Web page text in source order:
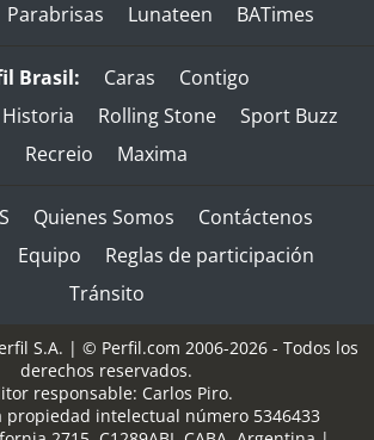
Parabrisas Lunateen BATimes
Brasil: Caras
Contigo
Rolling Stone
Sport Buzz
Recreio
Maxima
Quienes Somos
Contáctenos
Equipo
Reglas de participación
Tránsito
S.A. | © Perfil.com 2006-2026 - Todos los
derechos reservados.
responsable: Carlos Piro.
propiedad intelectual número 5346433